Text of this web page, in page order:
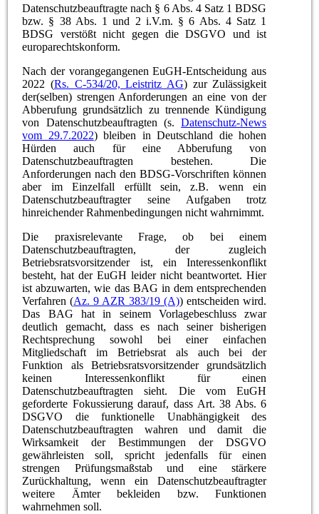
Datenschutzbeauftragte nach § 6 Abs. 4 Satz 1 BDSG
bzw. § 38 Abs. 1 und 2 i.V.m. § 6 Abs. 4 Satz 1
BDSG verstößt nicht gegen die DSGVO und ist
europarechtskonform.
Nach der vorangegangenen EuGH-Entscheidung aus
2022 (Rs. C-534/20, Leistritz AG) zur Zulässigkeit
der(selben) strengen Anforderungen an eine von der
Abberufung grundsätzlich zu trennende Kündigung
von Datenschutzbeauftragten (s.Datenschutz-News
vom 29.7.2022) bleiben in Deutschland die hohen
Hürden auch für eine Abberufung von
Datenschutzbeauftragten bestehen. Die
Anforderungen nach den BDSG-Vorschriften können
aber im Einzelfall erfüllt sein, z.B. wenn ein
Datenschutzbeauftragter seine Aufgaben trotz
hinreichender Rahmenbedingungen nicht wahrnimmt.
Die praxisrelevante Frage, ob bei einem
Datenschutzbeauftragten, der zugleich
Betriebsratsvorsitzender ist, ein Interessenkonflikt
besteht, hat der EuGH leider nicht beantwortet. Hier
ist abzuwarten, wie das BAG in dem entsprechenden
Verfahren (Az. 9 AZR 383/19 (A)) entscheiden wird.
Das BAG hat in seinem Vorlagebeschluss zwar
deutlich gemacht, dass es nach seiner bisherigen
Rechtsprechung sowohl bei einer einfachen
Mitgliedschaft im Betriebsrat als auch bei der
Funktion als Betriebsratsvorsitzender grundsätzlich
keinen Interessenkonflikt für einen
Datenschutzbeauftragten sieht. Die vom EuGH
geforderte Fokussierung darauf, dass Art. 38 Abs. 6
DSGVO die funktionelle Unabhängigkeit des
Datenschutzbeauftragten wahren und damit die
Wirksamkeit der Bestimmungen der DSGVO
gewährleisten soll, spricht jedenfalls für einen
strengen Prüfungsmaßstab und eine stärkere
Zurückhaltung, wenn ein Datenschutzbeauftragter
weitere Ämter bekleiden bzw. Funktionen
wahrnehmen soll.